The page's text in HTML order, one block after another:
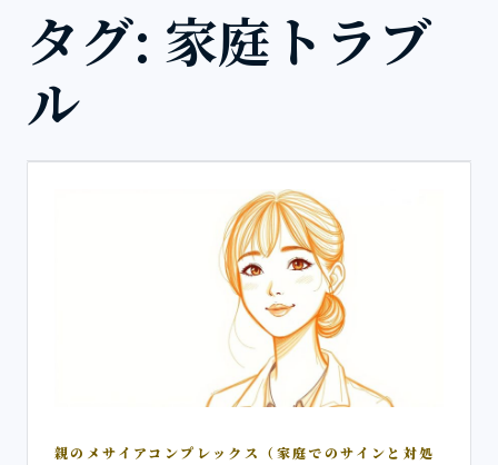
タグ: 家庭トラブ
ル
親のメサイアコンプレックス（家庭でのサインと対処